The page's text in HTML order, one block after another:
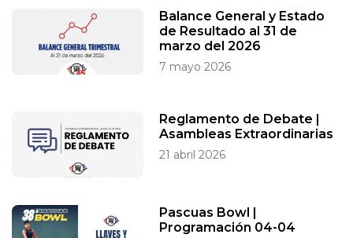
Balance General y Estado
de Resultado al 31 de
marzo del 2026
7 mayo 2026
Reglamento de Debate |
Asambleas Extraordinarias
21 abril 2026
Pascuas Bowl |
Programación 04-04